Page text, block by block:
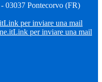
03037 Pontecorvo (FR)
Link per inviare una mail
Link per inviare una mail